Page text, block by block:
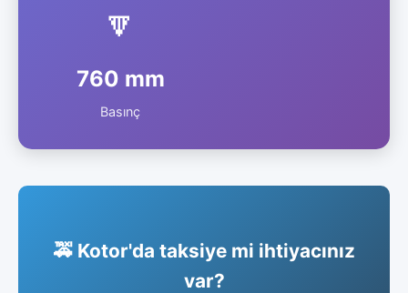
🔽
760 mm
Basınç
🚕 Kotor'da taksiye mi ihtiyacınız
var?